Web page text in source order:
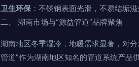
卫生环保 ：不锈钢表面光滑，不易结垢
二、 湖南市场与“源益管道”品牌聚焦
湖南地区冬季湿冷，地暖需求显著，对
管道”作为湖南地区知名的管道系统产品